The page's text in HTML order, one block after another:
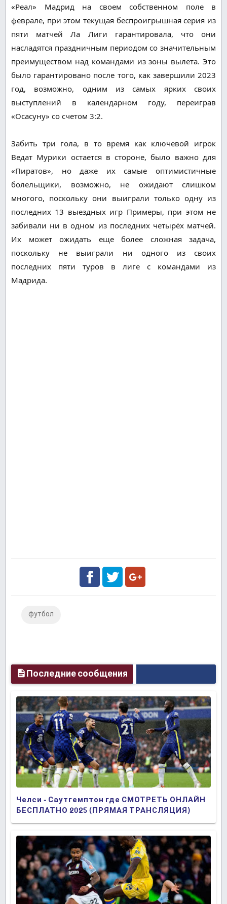
«Реал» Мадрид на своем собственном поле в
феврале, при этом текущая беспроигрышная серия из
пяти матчей Ла Лиги гарантировала, что они
насладятся праздничным периодом со значительным
преимуществом над командами из зоны вылета. Это
было гарантировано после того, как завершили 2023
год, возможно, одним из самых ярких своих
выступлений в календарном году, переиграв
«Осасуну» со счетом 3:2.
Забить три гола, в то время как ключевой игрок
Ведат Мурики остается в стороне, было важно для
«Пиратов», но даже их самые оптимистичные
болельщики, возможно, не ожидают слишком
многого, поскольку они выиграли только одну из
последних 13 выездных игр Примеры, при этом не
забивали ни в одном из последних четырёх матчей.
Их может ожидать еще более сложная задача,
поскольку не выиграли ни одного из своих
последних пяти туров в лиге с командами из
Мадрида.
футбол
Последние сообщения
Челси - Саутгемптон где СМОТРЕТЬ ОНЛАЙН
БЕСПЛАТНО 2025 (ПРЯМАЯ ТРАНСЛЯЦИЯ)